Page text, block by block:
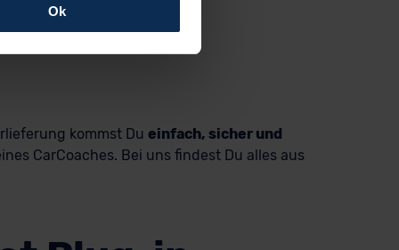
zu den bestehenden
datenschutz@meinauto.de
Ok
kommst Du einfach, sicher und
CarCoaches. Bei uns findest Du alles aus